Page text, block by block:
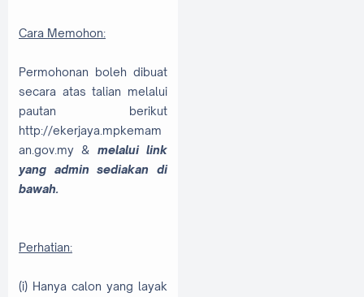
Cara Memohon:
Permohonan boleh dibuat
secara atas talian melalui
pautan berikut
http://ekerjaya.mpkemam
an.gov.my & melalui link
yang admin sediakan di
bawah.
Perhatian:
(i) Hanya calon yang layak